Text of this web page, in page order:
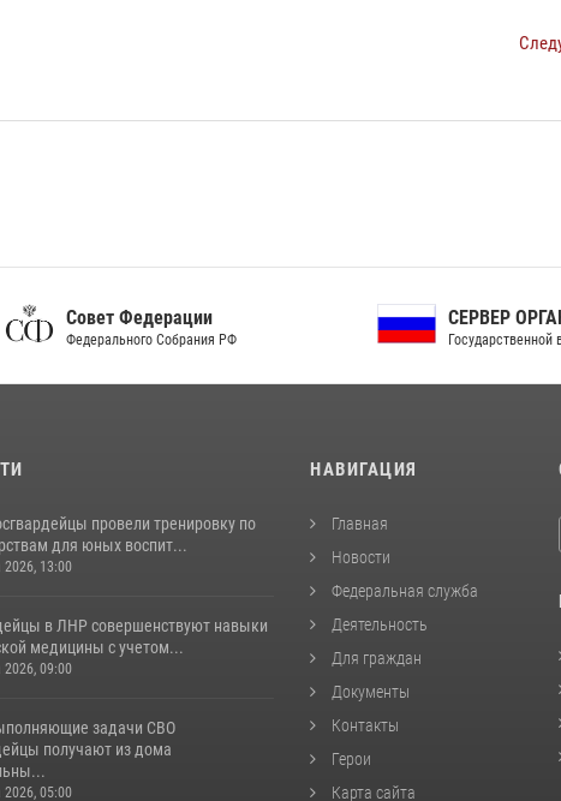
Совет Федерации
Федерального Собрания РФ
СЕРВЕР ОРГАНОВ
Государственной власти РФ
провели тренировку по
для юных воспит...
2026, 13:00
в ЛНР совершенствуют навыки
медицины с учетом...
2026, 09:00
задачи СВО
получают из дома
2026, 05:00
НАВИГАЦИЯ
Главная
Новости
Федеральная служба
Деятельность
Для граждан
Документы
Контакты
Герои
Карта сайта